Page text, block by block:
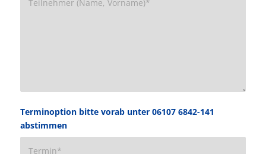
Terminoption bitte vorab unter 06107 6842-141
abstimmen